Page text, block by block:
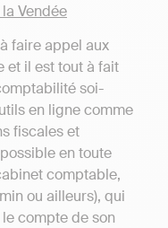
Vendée
faire appel aux
et il est tout à fait
soi-
en ligne comme
fiscales et
en toute
comptable,
ou ailleurs), qui
compte de son